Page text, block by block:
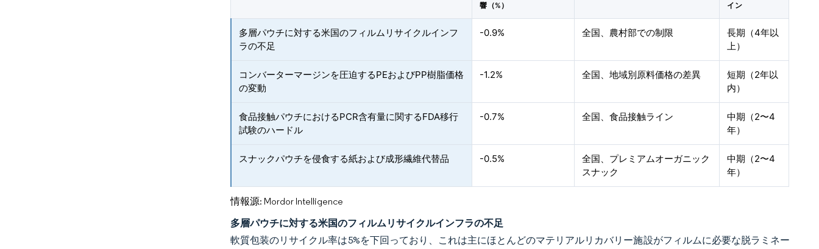
響（%）
イン
多層パウチに対する米国のフィルムリサイクルインフ
ラの不足
-0.9% 全国、農村部での制限
長期（4年以
上）
コンバーターマージンを圧迫するPEおよびPP樹脂価格
の変動
-1.2% 全国、地域別原料価格の差異
短期（2年以
内）
食品接触パウチにおけるPCR含有量に関するFDA移行
試験のハードル
-0.7% 全国、食品接触ライン
中期（2〜4
年）
スナックパウチを侵食する紙および成形繊維代替品 -0.5%
全国、プレミアムオーガニック
スナック
中期（2〜4
年）
情報源: Mordor Intelligence
多層パウチに対する米国のフィルムリサイクルインフラの不足
軟質包装のリサイクル率は5%を下回っており、これは主にほとんどのマテリアルリカバリー施設がフィルムに必要な脱ラミネー